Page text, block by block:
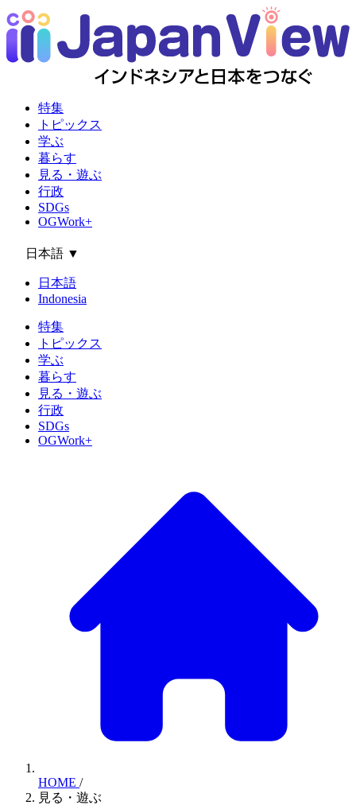
特集
トピックス
学ぶ
暮らす
見る・遊ぶ
行政
SDGs
OGWork+
日本語 ▼
日本語
Indonesia
特集
トピックス
学ぶ
暮らす
見る・遊ぶ
行政
SDGs
OGWork+
HOME /
見る・遊ぶ